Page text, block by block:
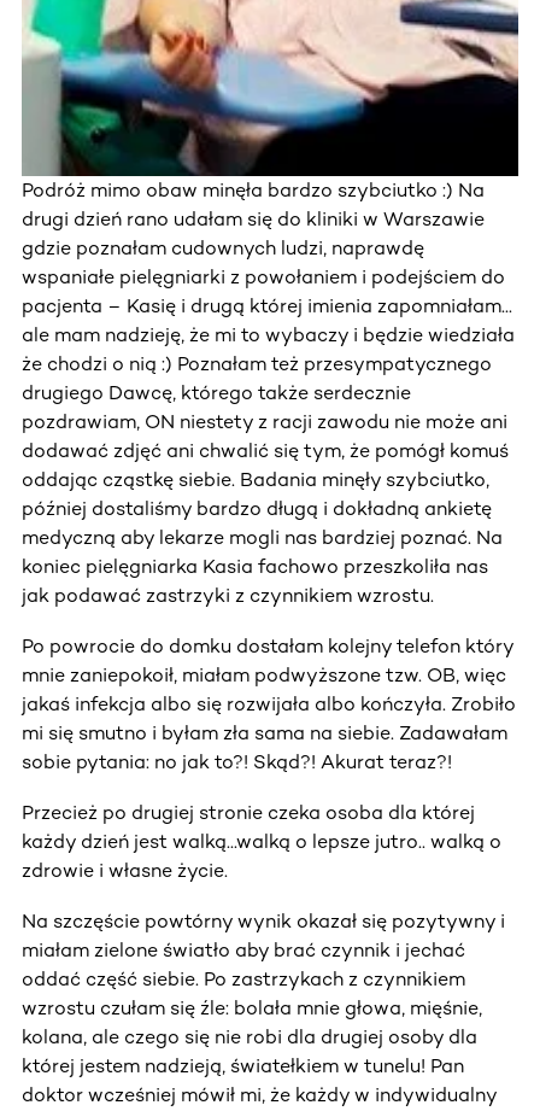
Podróż mimo obaw minęła bardzo szybciutko :) Na
drugi dzień rano udałam się do kliniki w Warszawie
gdzie poznałam cudownych ludzi, naprawdę
wspaniałe pielęgniarki z powołaniem i podejściem do
pacjenta – Kasię i drugą której imienia zapomniałam...
ale mam nadzieję, że mi to wybaczy i będzie wiedziała
że chodzi o nią :) Poznałam też przesympatycznego
drugiego Dawcę, którego także serdecznie
pozdrawiam, ON niestety z racji zawodu nie może ani
dodawać zdjęć ani chwalić się tym, że pomógł komuś
oddając cząstkę siebie. Badania minęły szybciutko,
później dostaliśmy bardzo długą i dokładną ankietę
medyczną aby lekarze mogli nas bardziej poznać. Na
koniec pielęgniarka Kasia fachowo przeszkoliła nas
jak podawać zastrzyki z czynnikiem wzrostu.
Po powrocie do domku dostałam kolejny telefon który
mnie zaniepokoił, miałam podwyższone tzw. OB, więc
jakaś infekcja albo się rozwijała albo kończyła. Zrobiło
mi się smutno i byłam zła sama na siebie. Zadawałam
sobie pytania: no jak to?! Skąd?! Akurat teraz?!
Przecież po drugiej stronie czeka osoba dla której
każdy dzień jest walką...walką o lepsze jutro.. walką o
zdrowie i własne życie.
Na szczęście powtórny wynik okazał się pozytywny i
miałam zielone światło aby brać czynnik i jechać
oddać część siebie. Po zastrzykach z czynnikiem
wzrostu czułam się źle: bolała mnie głowa, mięśnie,
kolana, ale czego się nie robi dla drugiej osoby dla
której jestem nadzieją, światełkiem w tunelu! Pan
doktor wcześniej mówił mi, że każdy w indywidualny